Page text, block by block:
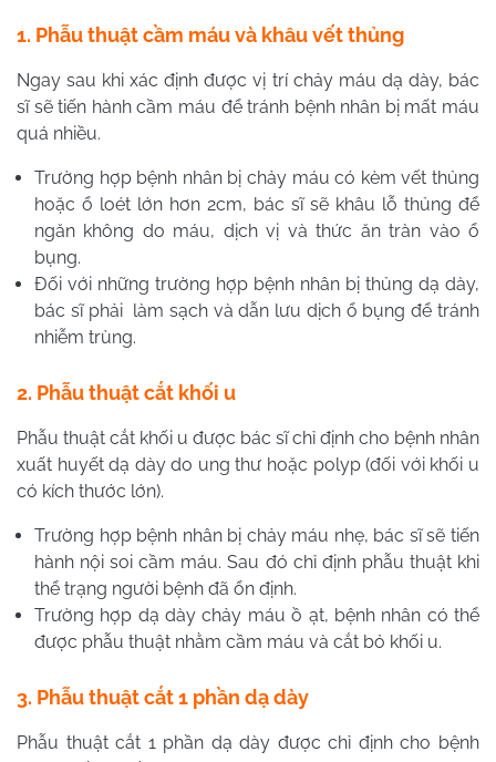
1. Phẫu thuật cầm máu và khâu vết thủng
Ngay sau khi xác định được vị trí chảy máu dạ dày, bác
sĩ sẽ tiến hành cầm máu để tránh bệnh nhân bị mất máu
quá nhiều.
Trường hợp bệnh nhân bị chảy máu có kèm vết thủng
hoặc ổ loét lớn hơn 2cm, bác sĩ sẽ khâu lỗ thủng để
ngăn không do máu, dịch vị và thức ăn tràn vào ổ
bụng.
Đối với những trường hợp bệnh nhân bị thủng dạ dày,
bác sĩ phải làm sạch và dẫn lưu dịch ổ bụng để tránh
nhiễm trùng.
2. Phẫu thuật cắt khối u
Phẫu thuật cắt khối u được bác sĩ chỉ định cho bệnh nhân
xuất huyết dạ dày do ung thư hoặc polyp (đối với khối u
có kích thước lớn).
Trường hợp bệnh nhân bị chảy máu nhẹ, bác sĩ sẽ tiến
hành nội soi cầm máu. Sau đó chỉ định phẫu thuật khi
thể trạng người bệnh đã ổn định.
Trường hợp dạ dày chảy máu ồ ạt, bệnh nhân có thể
được phẫu thuật nhằm cầm máu và cắt bỏ khối u.
3. Phẫu thuật cắt 1 phần dạ dày
Phẫu thuật cắt 1 phần dạ dày được chỉ định cho bệnh